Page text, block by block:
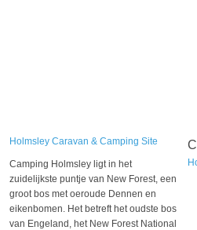
Holmsley Caravan & Camping Site
Camping Holmsley ligt in het
zuidelijkste puntje van New Forest, een
groot bos met oeroude Dennen en
eikenbomen. Het betreft het oudste bos
van Engeland, het New Forest National